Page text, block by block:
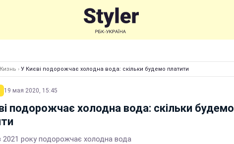
› У Києві подорожчає холодна вода: скільки будемо платити
19 мая 2020, 15:45
подорожчає холодна вода: скільки будемо
2021 року подорожчає холодна вода